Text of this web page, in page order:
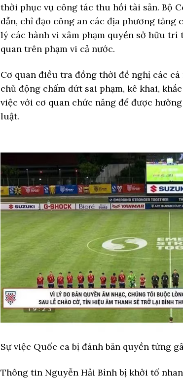
thời phục vụ công tác thu hồi tài sản. Bộ
dẫn, chỉ đạo công an các địa phương tăng
lý các hành vi xâm phạm quyền sở hữu trí
quan trên phạm vi cả nước.
Cơ quan điều tra đồng thời đề nghị các
chủ động chấm dứt sai phạm, kê khai,
việc với cơ quan chức năng để được
luật.
Sự việc Quốc ca bị đánh bản quyền từng
Thông tin Nguyễn Hải Bình bị khởi tố